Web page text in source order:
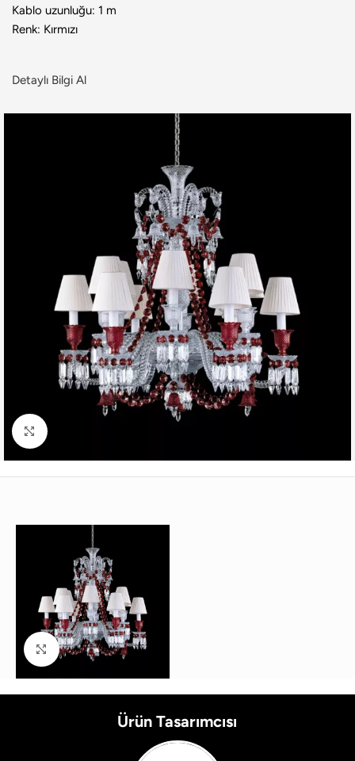
Kablo uzunluğu: 1 m
Renk: Kırmızı
Detaylı Bilgi Al
Büyütmek için tıklayın
Büyütmek için tıklayın
Ürün Tasarımcısı